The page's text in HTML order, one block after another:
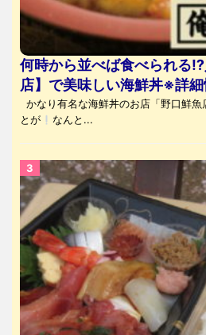
何時から並べば食べられる
店】で美味しい海鮮丼※詳細
かなり有名な海鮮丼のお店「野口鮮
とが
なんと...